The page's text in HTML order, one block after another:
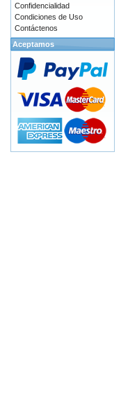
Confidencialidad
Condiciones de Uso
Contáctenos
Aceptamos